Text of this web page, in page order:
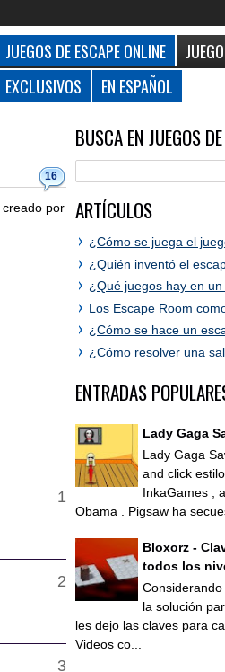
JUEGOS DE ESCAPE ONLINE
EXCLUSIVOS
EN ESPAÑOL
16
creado por
BUSCA EN JUEGOS
ARTÍCULOS
¿Cómo se juega el
¿Quién inventó el
¿Qué juegos hay en
Los Escape Room
¿Cómo se hace un
¿Cómo resolver una
ENTRADAS
Lady Gaga
Lady Gaga
and click
InkaGames ,
Obama . Pigsaw ha
Bloxorz -
todos los
la solución
les dejo las claves para
Videos co...